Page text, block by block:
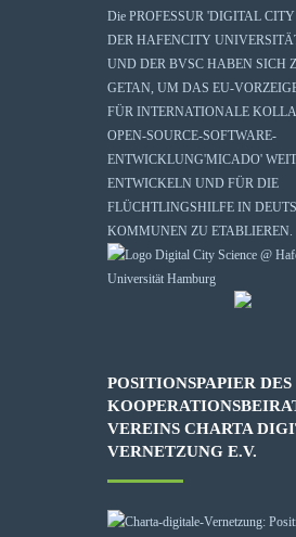
Die PROFESSUR 'DIGITAL
DER HAFENCITY
UND DER BVSC HABEN SICH
GETAN, UM DAS EU-
FÜR INTERNATIONALE
OPEN-SOURCE-SOFTWARE-
ENTWICKLUNG'MICADO'
ENTWICKELN UND FÜR DIE
FLÜCHTLINGSHILFE IN
KOMMUNEN ZU ETABLIEREN.
POSITIONSPAPIER DES
VEREINS CHARTA
VERNETZUNG E.V.